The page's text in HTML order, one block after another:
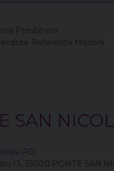
Presbitero
Referente Missioni
SAN
PD
13, 35020 PONTE SAN